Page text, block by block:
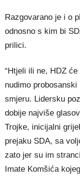
Razgovarano je i o
odnosno s kim bi
prilici.
“Htjeli ili ne, HDZ
nudimo
smjeru. Lidersku
dobije najviše
Trojke, inicijalni
prejaku SDA, sa
zato jer su im
Imate Komšića